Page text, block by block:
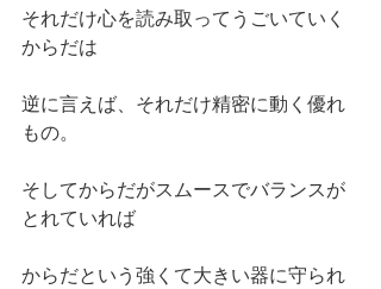
それだけ心を読み取ってうごいていく
からだは
逆に言えば、それだけ精密に動く優れ
もの。
そしてからだがスムースでバランスが
とれていれば
からだという強くて大きい器に守られ